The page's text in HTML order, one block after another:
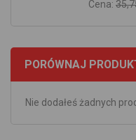
Cena:
PORÓWNAJ
Nie dodałeś żadnych